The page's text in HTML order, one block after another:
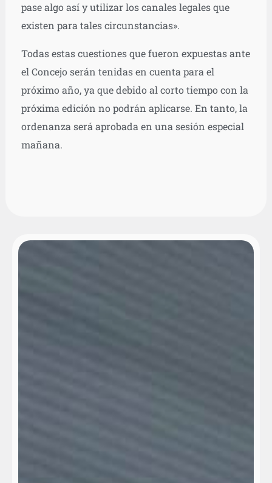
pase algo así y utilizar los canales legales que
existen para tales circunstancias».
Todas estas cuestiones que fueron expuestas ante
el Concejo serán tenidas en cuenta para el
próximo año, ya que debido al corto tiempo con la
próxima edición no podrán aplicarse. En tanto, la
ordenanza será aprobada en una sesión especial
mañana.